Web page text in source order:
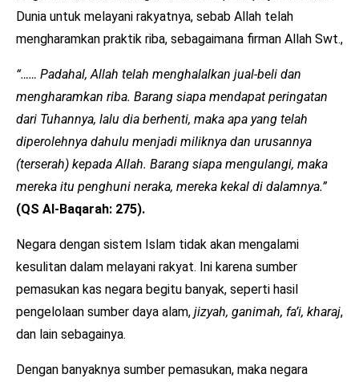
Dunia untuk melayani rakyatnya, sebab Allah telah
mengharamkan praktik riba, sebagaimana firman Allah Swt.,
“…… Padahal, Allah telah menghalalkan jual-beli dan
mengharamkan riba. Barang siapa mendapat peringatan
dari Tuhannya, lalu dia berhenti, maka apa yang telah
diperolehnya dahulu menjadi miliknya dan urusannya
(terserah) kepada Allah. Barang siapa mengulangi, maka
mereka itu penghuni neraka, mereka kekal di dalamnya.”
(QS Al-Baqarah: 275).
Negara dengan sistem Islam tidak akan mengalami
kesulitan dalam melayani rakyat. Ini karena sumber
pemasukan kas negara begitu banyak, seperti hasil
pengelolaan sumber daya alam, jizyah, ganimah, fa’i, kharaj,
dan lain sebagainya.
Dengan banyaknya sumber pemasukan, maka negara